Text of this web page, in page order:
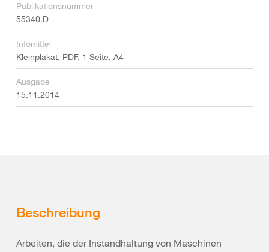
Publikationsnummer
55340.D
Infomittel
Kleinplakat, PDF, 1 Seite, A4
Ausgabe
15.11.2014
Beschreibung
Arbeiten, die der Instandhaltung von Maschinen